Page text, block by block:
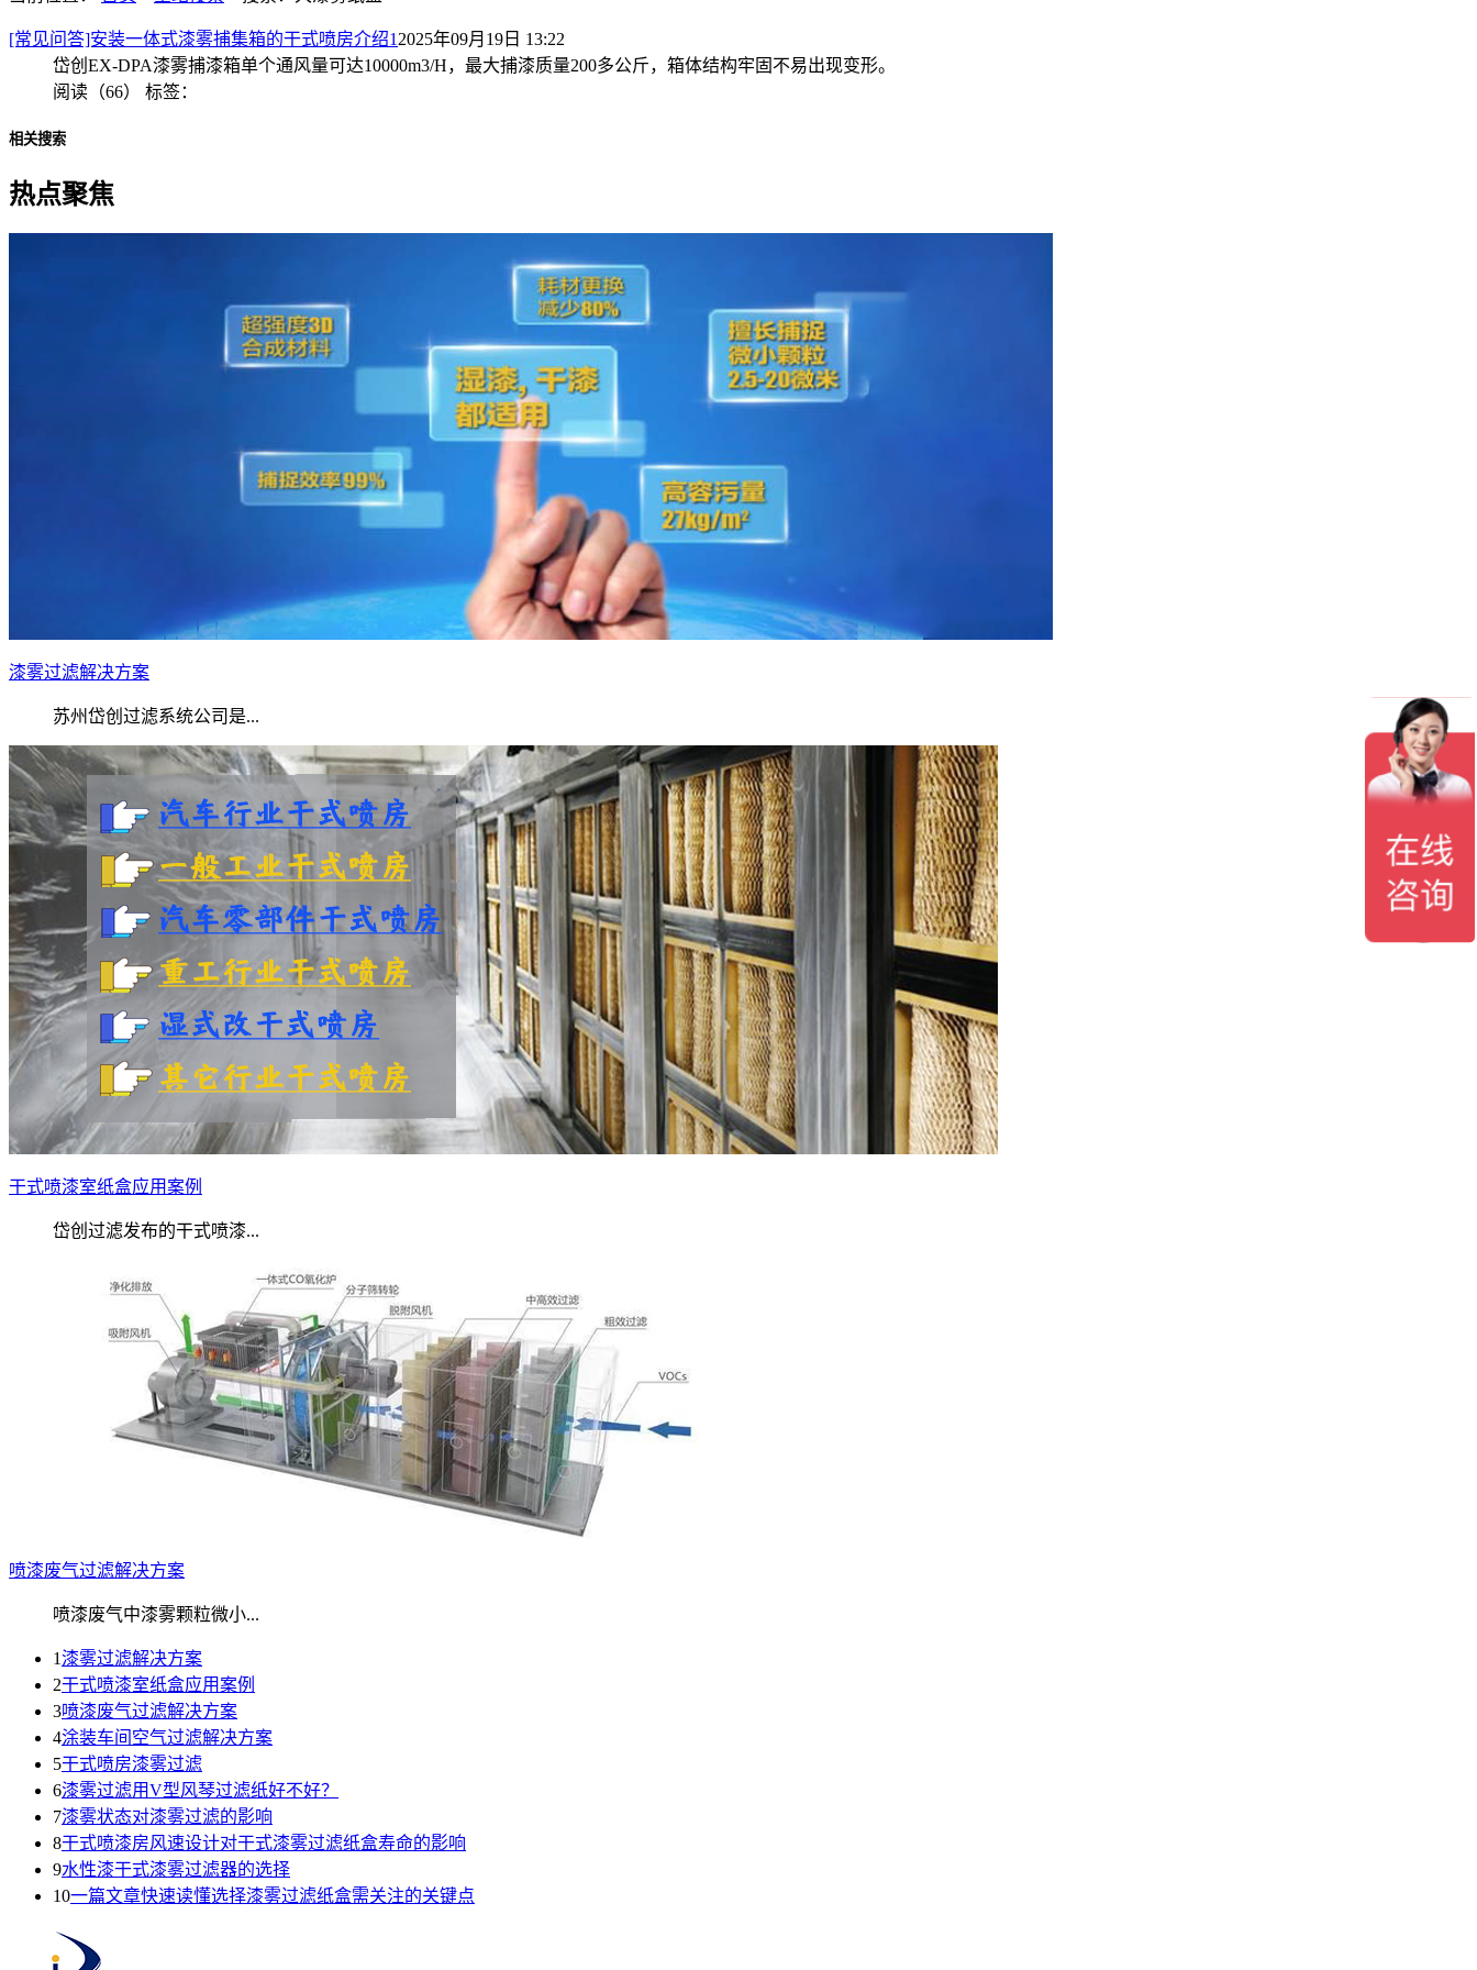
[常见问答]安装一体式漆雾捕集箱的干式喷房介绍1 2025年09月19日 13:22
岱创EX-DPA漆雾捕漆箱单个通风量可达10000m3/H，最大捕漆质量200多公斤，箱体结构牢固不易出现变形。
阅读（66） 标签：
相关搜索
热点聚焦
漆雾过滤解决方案
苏州岱创过滤系统公司是...
干式喷漆室纸盒应用案例
岱创过滤发布的干式喷漆...
喷漆废气过滤解决方案
喷漆废气中漆雾颗粒微小...
1漆雾过滤解决方案
2干式喷漆室纸盒应用案例
3喷漆废气过滤解决方案
4涂装车间空气过滤解决方案
5干式喷房漆雾过滤
6漆雾过滤用V型风琴过滤纸好不好？
7漆雾状态对漆雾过滤的影响
8干式喷漆房风速设计对干式漆雾过滤纸盒寿命的影响
9水性漆干式漆雾过滤器的选择
10一篇文章快速读懂选择漆雾过滤纸盒需关注的关键点